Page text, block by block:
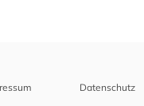
Datenschutz